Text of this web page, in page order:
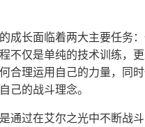
成长面临着两大主要任务
不仅是单纯的技术训练，
合理运用自己的力量，同
己的战斗理念。
通过在艾尔之光中不断战